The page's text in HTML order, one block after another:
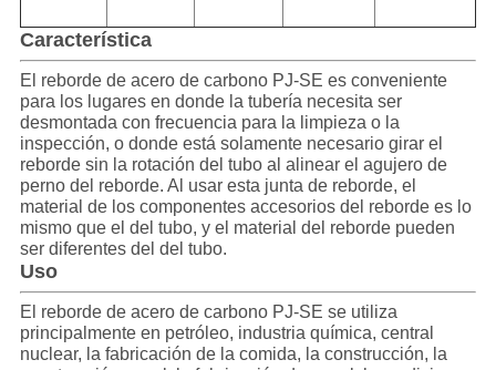
Característica
El reborde de acero de carbono PJ-SE es conveniente
para los lugares en donde la tubería necesita ser
desmontada con frecuencia para la limpieza o la
inspección, o donde está solamente necesario girar el
reborde sin la rotación del tubo al alinear el agujero de
perno del reborde. Al usar esta junta de reborde, el
material de los componentes accesorios del reborde es lo
mismo que el del tubo, y el material del reborde pueden
ser diferentes del del tubo.
Uso
El reborde de acero de carbono PJ-SE se utiliza
principalmente en petróleo, industria química, central
nuclear, la fabricación de la comida, la construcción, la